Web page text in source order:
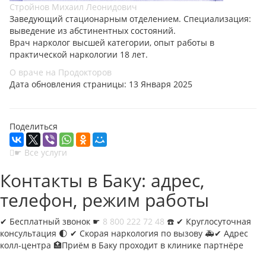
Стройнов Михаил Леонидович
Заведующий стационарным отделением. Специализация:
выведение из абстинентных состояний.
Врач нарколог высшей категории, опыт работы в
практической наркологии 18 лет.
О враче на Продокторов
Дата обновления страницы: 13 Января 2025
Поделиться
☛ Все услуги
Контакты в Баку: адрес,
телефон, режим работы
✔︎ Бесплатный звонок ☛ 8 800 222 72 48 ☎️ ✔︎ Круглосуточная
консультация 🌓 ✔︎ Скорая наркология по вызову 🚑✔︎ Адрес
колл-центра 🏥Приём в Баку проходит в клинике партнёре